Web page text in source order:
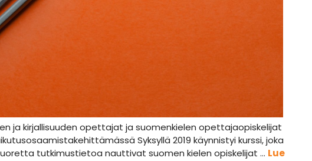
ja kirjallisuuden opettajat ja suomenkielen opettajaopiskelijat
Syksyllä 2019 käynnistyi kurssi, joka
tutkimustietoa nauttivat suomen kielen opiskelijat … Lue